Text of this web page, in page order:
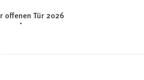
offenen Tür 2026